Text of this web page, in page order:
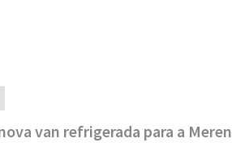
van refrigerada para a